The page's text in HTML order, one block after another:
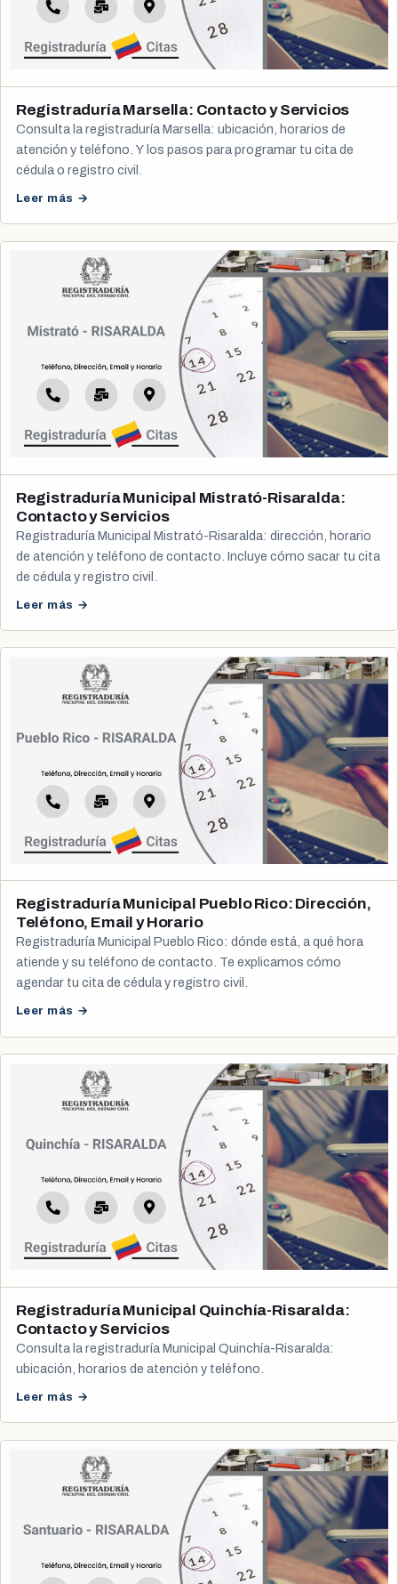
Registraduría Marsella: Contacto y Servicios
Consulta la registraduría Marsella: ubicación, horarios de
atención y teléfono. Y los pasos para programar tu cita de
cédula o registro civil.
Leer más →
Registraduría Municipal Mistrató-Risaralda:
Contacto y Servicios
Registraduría Municipal Mistrató-Risaralda: dirección, horario
de atención y teléfono de contacto. Incluye cómo sacar tu cita
de cédula y registro civil.
Leer más →
Registraduría Municipal Pueblo Rico: Dirección,
Teléfono, Email y Horario
Registraduría Municipal Pueblo Rico: dónde está, a qué hora
atiende y su teléfono de contacto. Te explicamos cómo
agendar tu cita de cédula y registro civil.
Leer más →
Registraduría Municipal Quinchía-Risaralda:
Contacto y Servicios
Consulta la registraduría Municipal Quinchía-Risaralda:
ubicación, horarios de atención y teléfono.
Leer más →